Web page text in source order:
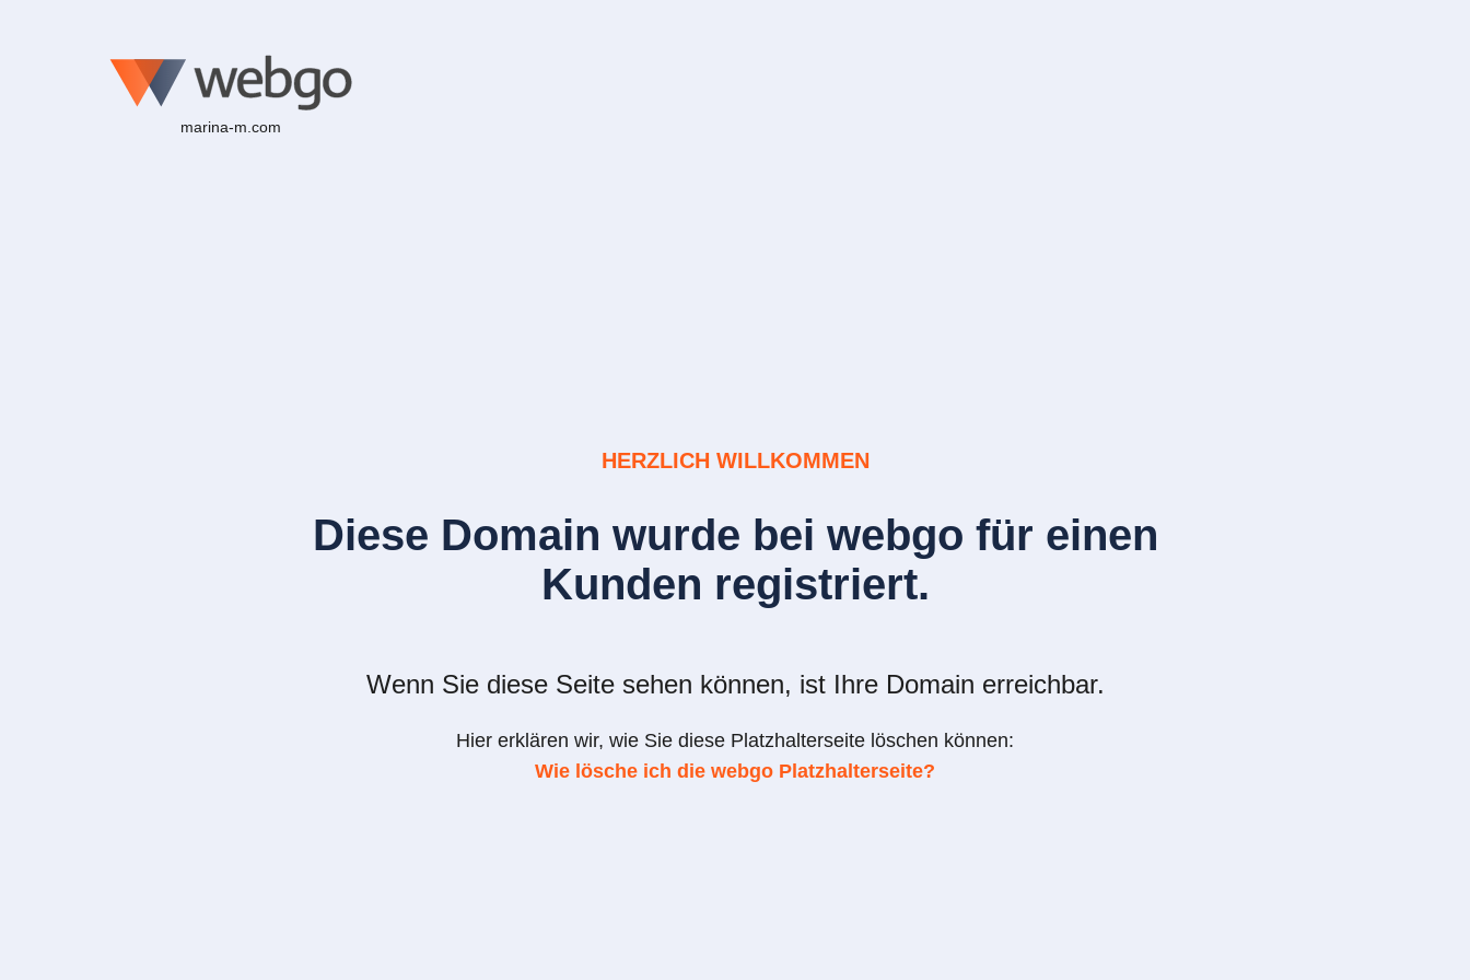
marina-m.com
HERZLICH WILLKOMMEN
Diese Domain wurde bei webgo für einen
Kunden registriert.
Wenn Sie diese Seite sehen können, ist Ihre Domain erreichbar.
Hier erklären wir, wie Sie diese Platzhalterseite löschen können:
Wie lösche ich die webgo Platzhalterseite?